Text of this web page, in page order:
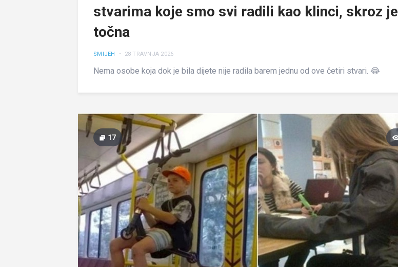
stvarima koje smo svi radili kao klinci, skroz je
točna
SMIJEH • 28 TRAVNJA 2026
Nema osobe koja dok je bila dijete nije radila barem jednu od ove četiri stvari. 😂
17